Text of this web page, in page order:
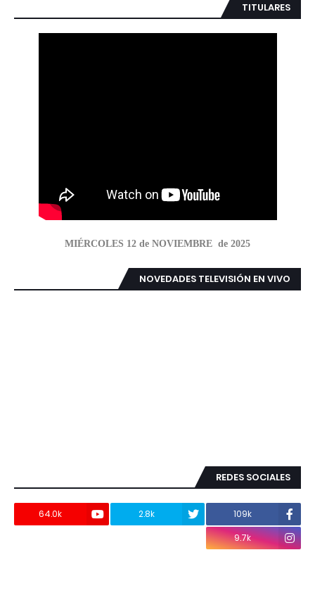
TITULARES
MIÉRCOLES 12 de NOVIEMBRE de 2025
NOVEDADES TELEVISIÓN EN VIVO
REDES SOCIALES
109k
2.8k
64.0k
9.7k